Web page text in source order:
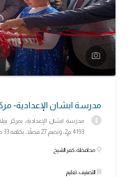
مدرسة ابشان الإعدادية-
4193 م2، وتضم 27 فصلاً، بكثافة 33 طالب وطالبة، بالفصل، وتضم م...
محافظة: كفر الشيخ
التصنيف: تعليم